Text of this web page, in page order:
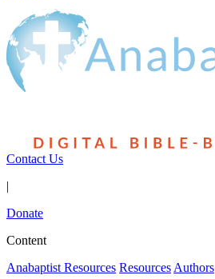
Contact Us
|
Donate
Content
Anabaptist Resources Resources Authors